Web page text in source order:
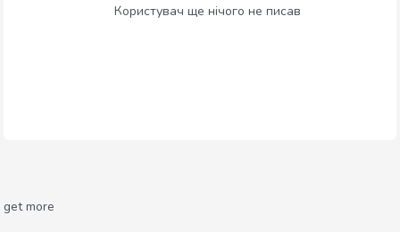
Користувач ще нічого не писав
get more